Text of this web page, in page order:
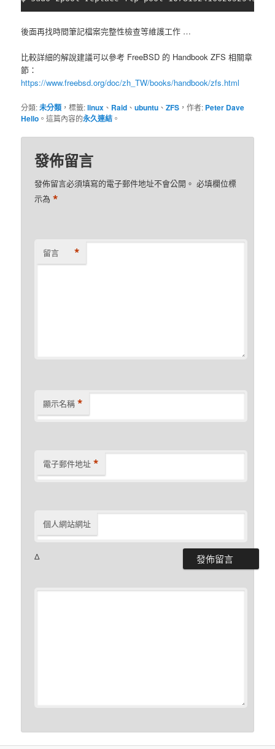
後面再找時間筆記檔案完整性檢查等維護工作 …
比較詳細的解說建議可以參考 FreeBSD 的 Handbook ZFS 相關章
節：
https://www.freebsd.org/doc/zh_TW/books/handbook/zfs.html
分類:未分類 ，標籤:linux 、 Raid 、ubuntu 、ZFS ，作者: Peter Dave
Hello 。這篇內容的永久連結 。
發佈留言
發佈留言必須填寫的電子郵件地址不會公開。 必填欄位標
示為*
留言 *
顯示名稱 *
電子郵件地址 *
個人網站網址
Δ